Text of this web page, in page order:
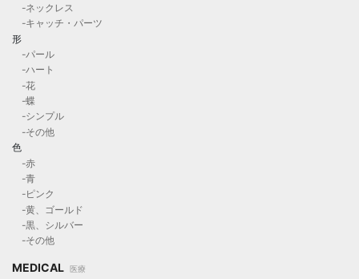
-ネックレス
-キャッチ・パーツ
形
-パール
-ハート
-花
-蝶
-シンプル
-その他
色
-赤
-青
-ピンク
-黄、ゴールド
-黒、シルバー
-その他
MEDICAL 医療